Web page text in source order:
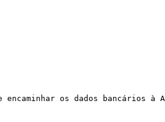
encaminhar os dados bancários à